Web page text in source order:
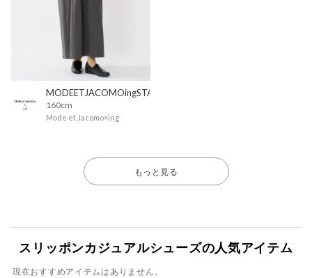
MODEETJACOMOingSTAFF
160cm
Mode et Jacomo×ing
もっと見る
スリッポンカジュアルシューズの人気アイテム
現在おすすめアイテムはありません。